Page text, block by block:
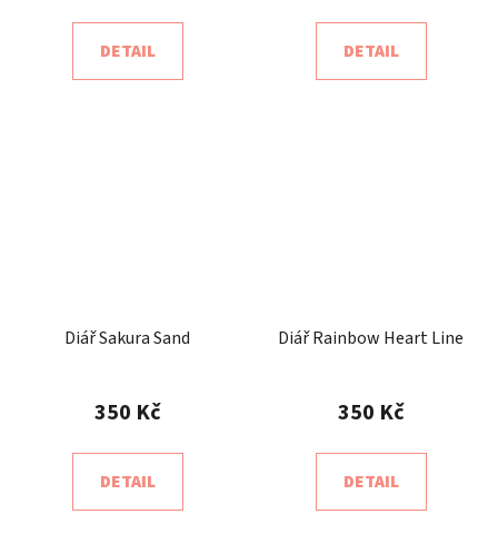
DETAIL DETAIL
Diář Sakura Sand
350 Kč
DETAIL
Diář Rainbow Heart Line
350 Kč
DETAIL